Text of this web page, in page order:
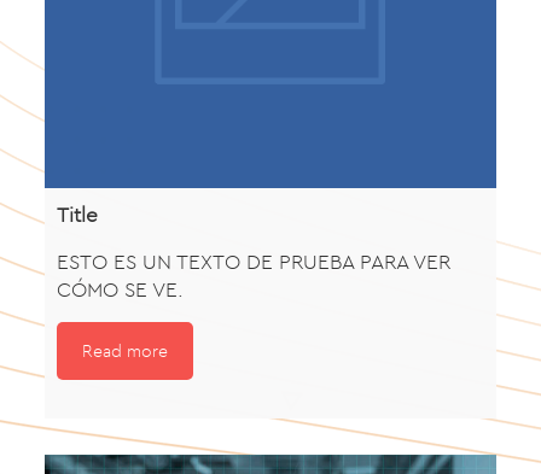
Title
ESTO ES UN TEXTO DE PRUEBA PARA VER
CÓMO SE VE.
Read more